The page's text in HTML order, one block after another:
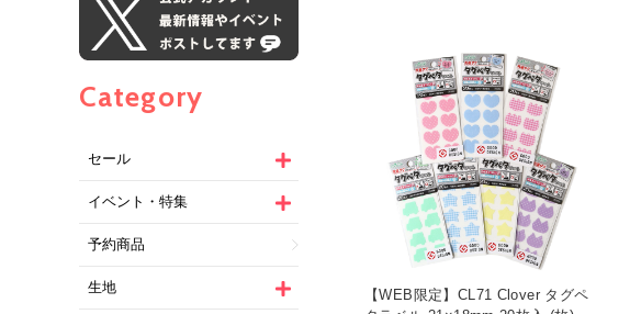
Category
セール
イベント・特集
予約商品
生地
【WEB限定】CL71 Clover タグペ